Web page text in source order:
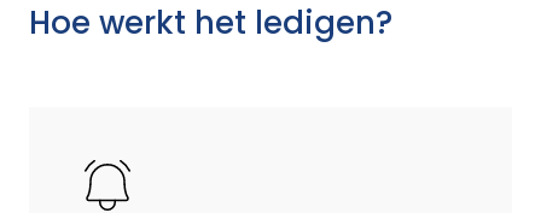
Hoe werkt het ledigen?